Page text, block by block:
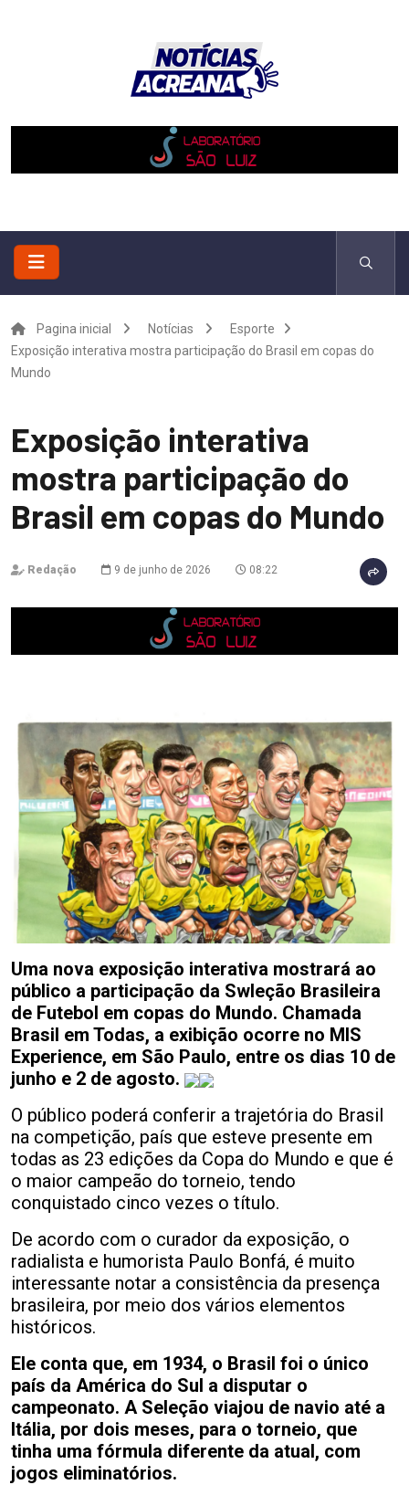
Pagina inicial Notícias
Esporte
Exposição interativa mostra participação do Brasil em copas do
Mundo
Exposição interativa
mostra participação do
Brasil em copas do Mundo
Redação 9 de junho de 2026 08:22
Uma nova exposição interativa mostrará ao
público a participação da Swleção Brasileira
de Futebol em copas do Mundo. Chamada
Brasil em Todas, a exibição ocorre no MIS
Experience, em São Paulo, entre os dias 10 de
junho e 2 de agosto.
O público poderá conferir a trajetória do Brasil
na competição, país que esteve presente em
todas as 23 edições da Copa do Mundo e que é
o maior campeão do torneio, tendo
conquistado cinco vezes o título.
De acordo com o curador da exposição, o
radialista e humorista Paulo Bonfá, é muito
interessante notar a consistência da presença
brasileira, por meio dos vários elementos
históricos.
Ele conta que, em 1934, o Brasil foi o único
país da América do Sul a disputar o
campeonato. A Seleção viajou de navio até a
Itália, por dois meses, para o torneio, que
tinha uma fórmula diferente da atual, com
jogos eliminatórios.